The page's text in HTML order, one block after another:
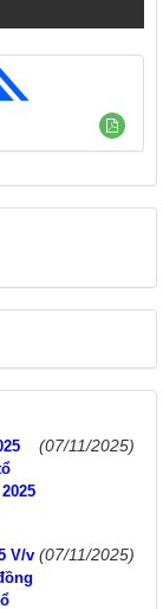
(07/11/2025)
V/v (07/11/2025)